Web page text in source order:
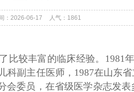
：2026-06-17 人气： 1861
比较丰富的临床经验。1981
科副主任医师，1987在山东
会委员，在省级医学杂志发